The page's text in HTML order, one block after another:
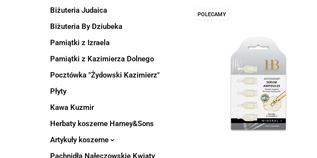
Biżuteria Judaica
Biżuteria By Dziubeka
Pamiątki z Izraela
Pamiątki z Kazimierza Dolnego
Pocztówka "Żydowski Kazimierz"
Płyty
Kawa Kuzmir
Herbaty koszerne Harney&Sons
Artykuły koszerne
Pachnidła Nałęczowskie Kwiaty
POLECAMY